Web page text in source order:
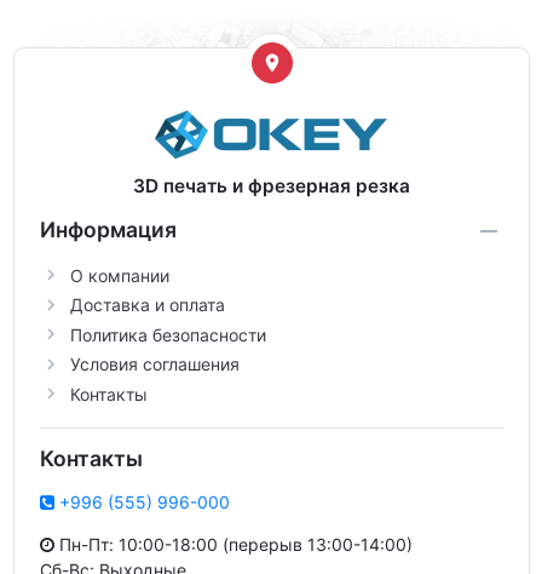
3D печать и фрезерная резка
Информация
О компании
Доставка и оплата
Политика безопасности
Условия соглашения
Контакты
Контакты
+996 (555) 996-000
Пн-Пт: 10:00-18:00 (перерыв 13:00-14:00)